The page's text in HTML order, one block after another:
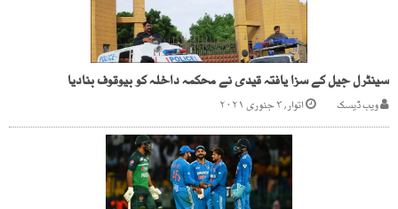
سینٹرل جیل کے سزا یافتہ قیدی نے محکمہ داخلہ کو بیوقوف بنادیا
ویب ڈیسک اتوار, ۳ جنوری ۲۰۲۱